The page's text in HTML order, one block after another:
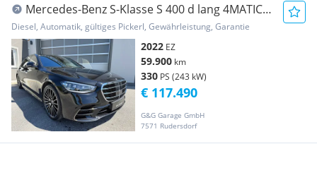
Mercedes-Benz S-Klasse S 400 d lang 4MATIC
Aut. ChaffeurPaket,Vollauss...
Diesel, Automatik, gültiges Pickerl, Gewährleistung, Garantie
2022 EZ
59.900 km
330 PS (243 kW)
G&G Garage GmbH
7571 Rudersdorf
€ 117.490